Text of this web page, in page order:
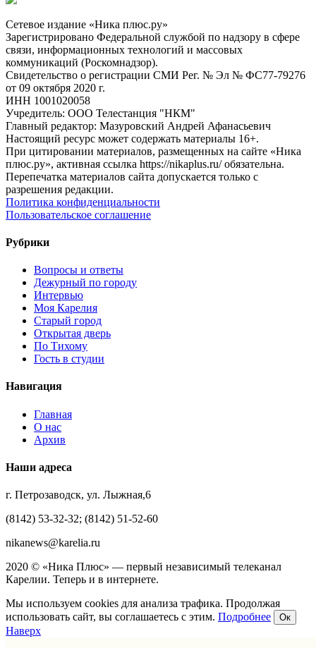
Сетевое издание «Ника плюс.ру»
Зарегистрировано Федеральной службой по надзору в сфере
связи, информационных технологий и массовых
коммуникаций (Роскомнадзор).
Свидетельство о регистрации СМИ Рег. № Эл № ФС77-79276
от 09 октября 2020 г.
ИНН 1001020058
Учредитель: ООО Телестанция "НКМ"
Главный редактор: Мазуровский Андрей Афанасьевич
Настоящий ресурс может содержать материалы 16+.
При цитировании материалов, размещенных на сайте «Ника
плюс.ру», активная ссылка https://nikaplus.ru/ обязательна.
Перепечатка материалов сайта допускается только с
разрешения редакции.
Политика конфиденциальности
Пользовательское соглашение
Рубрики
Вопросы и ответы
Дежурный по городу
Интервью
Моя Карелия
Старый город
Открытая дверь
По Тихому
Гость в студии
Навигация
Главная
О нас
Архив
Наши адреса
г. Петрозаводск, ул. Лыжная,6
(8142) 53-32-32; (8142) 51-52-60
nikanews@karelia.ru
2020 © «Ника Плюс» — первый независимый телеканал
Карелии. Теперь и в интернете.
Мы используем cookies для анализа трафика. Продолжая
использовать сайт, вы соглашаетесь с этим. Подробнее Ок
Наверх